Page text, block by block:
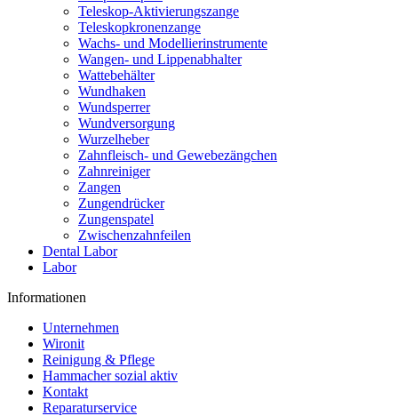
Teleskop-Aktivierungszange
Teleskopkronenzange
Wachs- und Modellierinstrumente
Wangen- und Lippenabhalter
Wattebehälter
Wundhaken
Wundsperrer
Wundversorgung
Wurzelheber
Zahnfleisch- und Gewebezängchen
Zahnreiniger
Zangen
Zungendrücker
Zungenspatel
Zwischenzahnfeilen
Dental Labor
Labor
Informationen
Unternehmen
Wironit
Reinigung & Pflege
Hammacher sozial aktiv
Kontakt
Reparaturservice